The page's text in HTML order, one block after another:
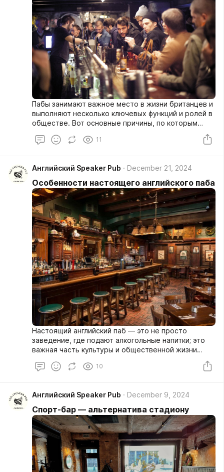
Пабы занимают важное место в жизни британцев и
выполняют несколько ключевых функций и ролей в
обществе. Вот основные причины, по которым
11
Английский Speaker Pub December 21, 2024
Особенности настоящего английского паба
Настоящий английский паб — это не просто
заведение, где подают алкогольные напитки; это
важная часть культуры и общественной жизни
которые делают английский паб уникальным:
10
Английский Speaker Pub December 9, 2024
Спорт-бар — альтернатива стадиону